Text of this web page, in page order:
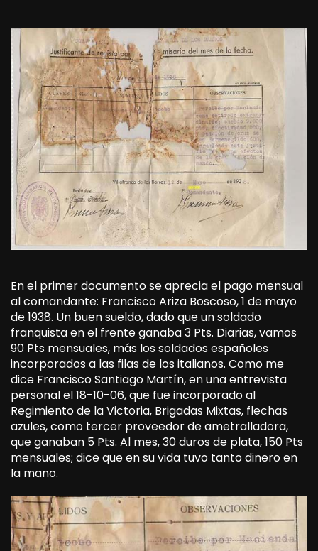
En el primer documento se aprecia el pago mensual
al comandante: Francisco Ariza Boscoso, 1 de mayo
de 1938. Un buen sueldo, dado que un soldado
franquista en el frente ganaba 3 Pts. Diarias, vamos
90 Pts mensuales, más los soldados españoles
incorporados a las filas de los italianos. Como me
dice Francisco Santiago Martín, en una entrevista
personal el 18-10-06, que fue incorporado al
Regimiento de la Victoria, Brigadas Mixtas, flechas
azules, como tercer proveedor de ametralladora,
que ganaban 5 Pts. Al mes, 30 duros de plata, 150 Pts
mensuales; dice que en su vida tuvo tanto dinero en
la mano.